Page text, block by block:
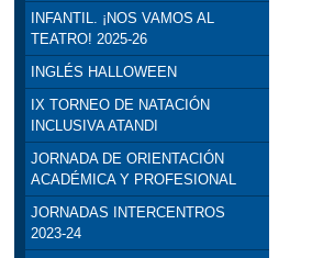
INFANTIL. ¡NOS VAMOS AL
TEATRO! 2025-26
INGLÉS HALLOWEEN
IX TORNEO DE NATACIÓN
INCLUSIVA ATANDI
JORNADA DE ORIENTACIÓN
ACADÉMICA Y PROFESIONAL
JORNADAS INTERCENTROS
2023-24